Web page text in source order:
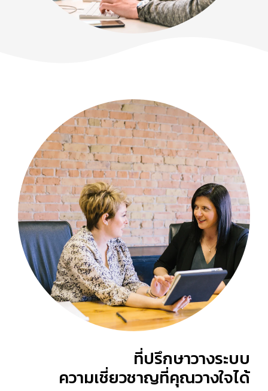
ที่ปรึกษาวางระบบ
ความเชี่ยวชาญที่คุณวางใจได้